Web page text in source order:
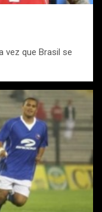
vez que Brasil se